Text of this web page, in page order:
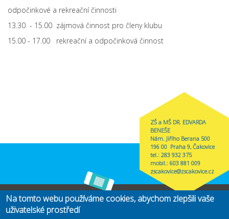
odpočinkové a rekreační činnosti
13.30 - 15.00 zájmová činnost pro členy klubu
15.00 - 17.00 rekreační a odpočinková činnost
ZŠ a MŠ DR. EDVARDA
BENEŠE
Nám. Jiřího Berana 500
196 00 Praha 9, Čakovice
tel.: 283 932 375
mobil.: 603 881 009
zscakovice@zscakovice.cz
ZřizovatelMČ Praha-Čakovice(link is external)
Copyright@2019 ZŠ Edvarda Beneše. Vytvořeno
Na tomto webu používáme cookies, abychom zlepšili vaše
uživatelské prostředí